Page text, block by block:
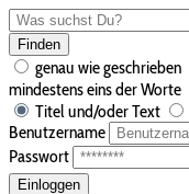
Finden
genau wie geschrieben
mindestens eins der Worte
Titel und/oder Text
Benutzername
Passwort
Einloggen